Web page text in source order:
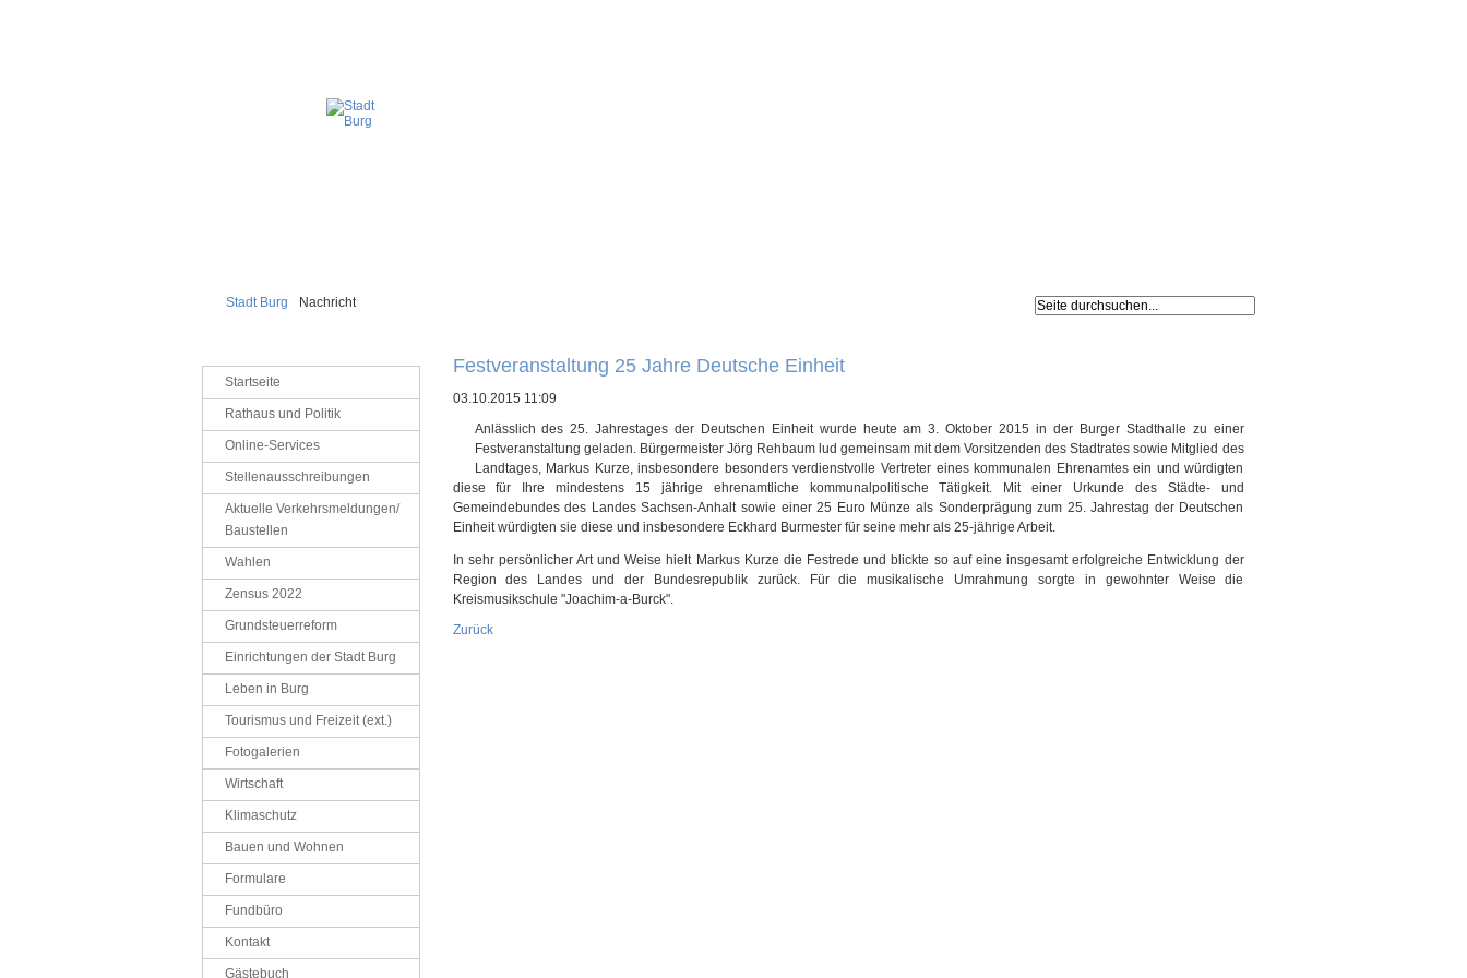
Stadt Burg Nachricht
Festveranstaltung 25 Jahre Deutsche Einheit
03.10.2015 11:09
Anlässlich des 25. Jahrestages der Deutschen Einheit wurde heute am 3. Oktober 2015 in der Burger Stadthalle zu einer
Festveranstaltung geladen. Bürgermeister Jörg Rehbaum lud gemeinsam mit dem Vorsitzenden des Stadtrates sowie Mitglied des
Landtages, Markus Kurze, insbesondere besonders verdienstvolle Vertreter eines kommunalen Ehrenamtes ein und würdigten
diese für Ihre mindestens 15 jährige ehrenamtliche kommunalpolitische Tätigkeit. Mit einer Urkunde des Städte- und
Gemeindebundes des Landes Sachsen-Anhalt sowie einer 25 Euro Münze als Sonderprägung zum 25. Jahrestag der Deutschen
Einheit würdigten sie diese und insbesondere Eckhard Burmester für seine mehr als 25-jährige Arbeit.
In sehr persönlicher Art und Weise hielt Markus Kurze die Festrede und blickte so auf eine insgesamt erfolgreiche Entwicklung der
Region des Landes und der Bundesrepublik zurück. Für die musikalische Umrahmung sorgte in gewohnter Weise die
Kreismusikschule "Joachim-a-Burck".
Zurück
Navigation
überspringen
Startseite
Rathaus und Politik
Online-Services
Stellenausschreibungen
Aktuelle Verkehrsmeldungen/
Baustellen
Wahlen
Zensus 2022
Grundsteuerreform
Einrichtungen der Stadt Burg
Leben in Burg
Tourismus und Freizeit (ext.)
Fotogalerien
Wirtschaft
Klimaschutz
Bauen und Wohnen
Formulare
Fundbüro
Kontakt
Gästebuch